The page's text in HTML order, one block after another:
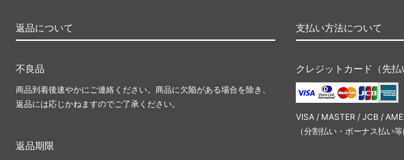
返品について
不良品
商品到着後速やかにご連絡ください。商品に欠陥がある場合を除き、
返品には応じかねますのでご了承ください。
返品期限
支払い方法について
クレジットカード（先払
VISA / MASTER / JCB /
（分割払い・ボーナス払い